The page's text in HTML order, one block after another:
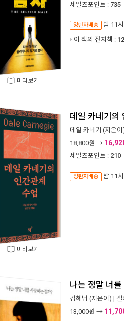
미리보기
세일즈포인트 : 735
양탄자배송 밤 11시
이 책의 전자책 :
미리보기
데일 카네기의
데일 카네기 (지은이
18,800원 →
세일즈포인트 : 210
양탄자배송 밤 11시
나는 정말 너
김혜남 (지은이) | 갤
13,000원 →